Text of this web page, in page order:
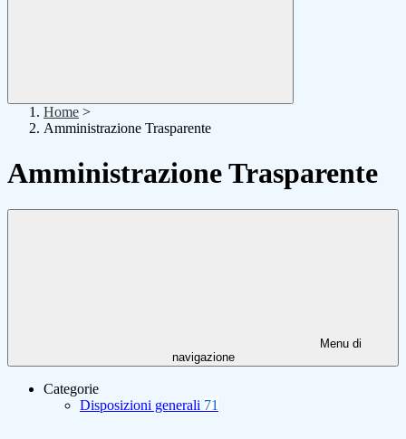
Home >
Amministrazione Trasparente
Amministrazione Trasparente
Menu di
navigazione
Categorie
Disposizioni generali 71